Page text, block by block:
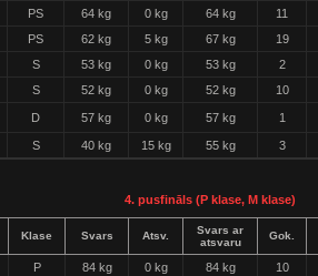
PS 64 kg 0 kg 64 kg 11
PS 62 kg 5 kg 67 kg 19
S 53 kg 0 kg 53 kg 2
S 52 kg 0 kg 52 kg 10
D 57 kg 0 kg 57 kg 1
S 40 kg 15 kg 55 kg 3
4. pusfināls (P klase, M klase)
Klase Svars Atsv.
Svars ar
atsvaru
Gok.
P 84 kg 0 kg 84 kg 10